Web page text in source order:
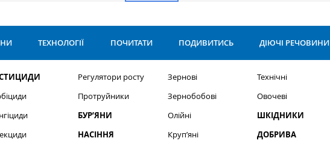
ТЕХНОЛОГІЇ ПОЧИТАТИ ПОДИВИТИСЬ ДІЮЧІ РЕЧОВИНИ
Регулятори росту
Протруйники
БУР’ЯНИ
НАСІННЯ
Зернові
Зернобобові
Олійні
Круп’яні
Технічні
Овочеві
ШКІДНИКИ
ДОБРИВА